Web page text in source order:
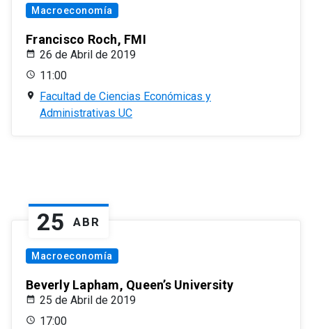
Macroeconomía
Francisco Roch, FMI
26 de Abril de 2019
11:00
Facultad de Ciencias Económicas y
Administrativas UC
25 ABR
Macroeconomía
Beverly Lapham, Queen’s University
25 de Abril de 2019
17:00